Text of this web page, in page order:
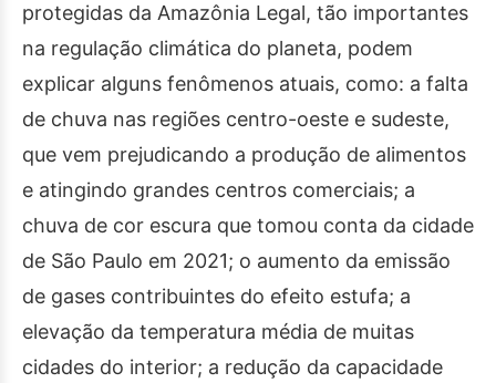
protegidas da Amazônia Legal, tão importantes
na regulação climática do planeta, podem
explicar alguns fenômenos atuais, como: a falta
de chuva nas regiões centro-oeste e sudeste,
que vem prejudicando a produção de alimentos
e atingindo grandes centros comerciais; a
chuva de cor escura que tomou conta da cidade
de São Paulo em 2021; o aumento da emissão
de gases contribuintes do efeito estufa; a
elevação da temperatura média de muitas
cidades do interior; a redução da capacidade